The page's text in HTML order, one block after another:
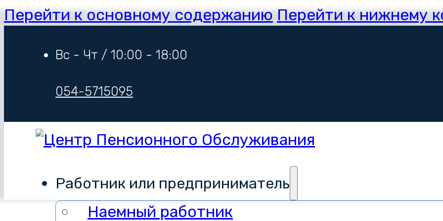
Перейти к основному содержанию Перейти к нижнему
Вс - Чт / 10:00 - 18:00
054-5715095
Работник или предприниматель
Наемный работник